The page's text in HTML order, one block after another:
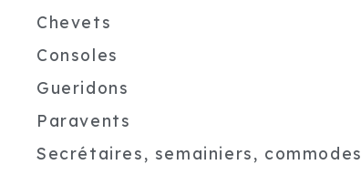
Chevets
Consoles
Gueridons
Paravents
Secrétaires, semainiers, commodes